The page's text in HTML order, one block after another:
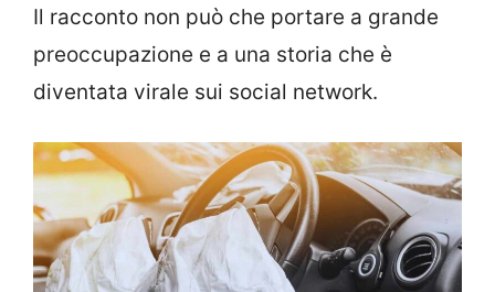
Il racconto non può che portare a grande
preoccupazione e a una storia che è
diventata virale sui social network.